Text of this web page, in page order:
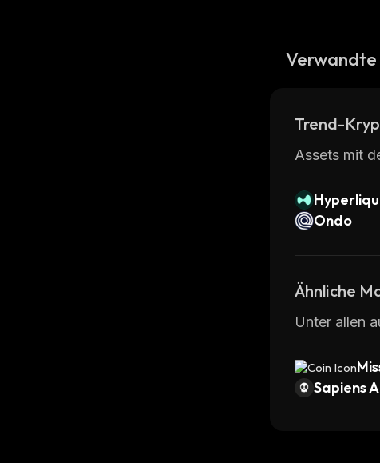
Verwandte
Trend-
Assets mit
Ondo
Ähnliche
Unter allen
Sapiens